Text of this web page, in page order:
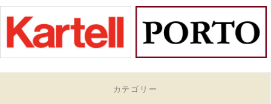
カテゴリー